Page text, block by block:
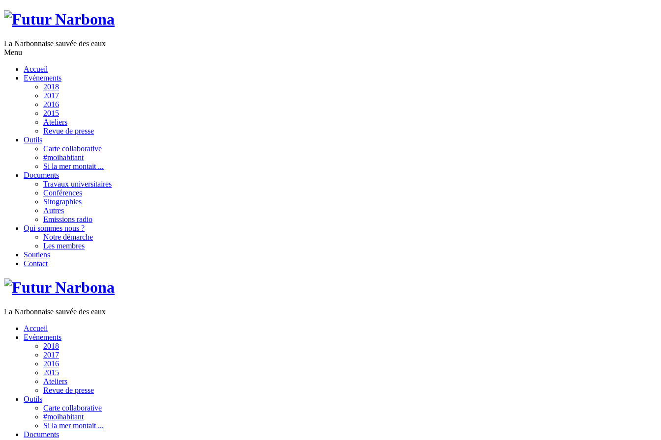
La Narbonnaise sauvée des eaux
Menu
Accueil
Evénements
2018
2017
2016
2015
Ateliers
Revue de presse
Outils
Carte collaborative
#moihabitant
Si la mer montait ...
Documents
Travaux universitaires
Conférences
Sitographies
Autres
Emissions radio
Qui sommes nous ?
Notre démarche
Les membres
Soutiens
Contact
La Narbonnaise sauvée des eaux
Accueil
Evénements
2018
2017
2016
2015
Ateliers
Revue de presse
Outils
Carte collaborative
#moihabitant
Si la mer montait ...
Documents